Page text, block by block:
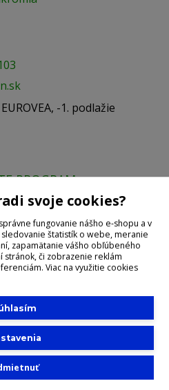
-1. podlažie
PROGRAM
SPA CEYLON
Eshop-rychlo.sk
svoje cookies?
fungovanie nášho e-shopu a v
štatistík o webe, meranie
zapamätanie vášho obľúbeného
stránok, či zobrazenie reklám
Viac na využitie cookies